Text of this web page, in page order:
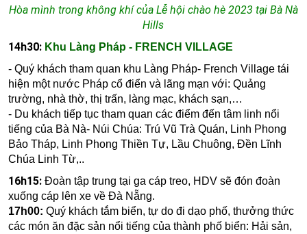
Hòa mình trong không khí của Lễ hội chào hè 2023 tại Bà Nà
Hills
14h30: K hu Làng Pháp - FRENCH VILLAGE
- Quý khách tham quan khu Làng Pháp- French Village tái
hiện một nước Pháp cổ điển và lãng mạn với: Quảng
trường, nhà thờ, thị trấn, làng mạc, khách sạn,…
- Du khách tiếp tục tham quan các điểm đến tâm linh nổi
tiếng của Bà Nà- Núi Chúa: Trú Vũ Trà Quán, Linh Phong
Bảo Tháp, Linh Phong Thiền Tự, Lầu Chuông, Đền Lĩnh
Chúa Linh Từ,..
16h15: Đoàn tập trung tại ga cáp treo, HDV sẽ đón đoàn
xuống cáp lên xe về Đà Nẵng.
17h00: Quý khách tắm biển, tự do đi dạo phố, thưởng thức
các món ăn đặc sản nổi tiếng của thành phố biển: Hải sản,